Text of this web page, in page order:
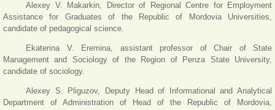
Alexey V. Makarkin, Director of Regional Centre for Employment
Assistance for Graduates of the Republic of Mordovia Universities,
candidate of pedagogical science.
Ekaterina V. Eremina, assistant professor of Chair of State
Management and Sociology of the Region of Penza State University,
candidate of sociology.
Alexey S. Pliguzov, Deputy Head of Informational and Analytical
Department of Administration of Head of the Republic of Mordovia,